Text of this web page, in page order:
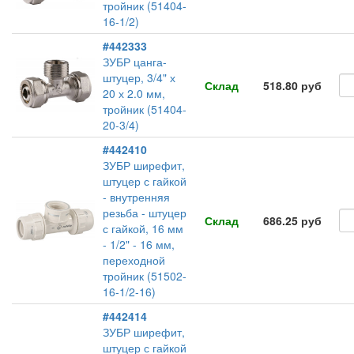
тройник (51404-
16-1/2)
#442333
ЗУБР цанга-
штуцер, 3/4" х
20 х 2.0 мм,
тройник (51404-
20-3/4)
Склад 518.80 руб
#442410
ЗУБР ширефит,
штуцер с гайкой
- внутренняя
резьба - штуцер
с гайкой, 16 мм
- 1/2" - 16 мм,
переходной
тройник (51502-
16-1/2-16)
Склад 686.25 руб
#442414
ЗУБР ширефит,
штуцер с гайкой